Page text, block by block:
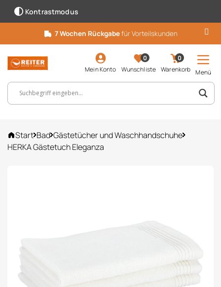
Kontrastmodus
7 Wochen Rückgabefür Vorteilskunden
Mein Konto
0
Wunschliste
0
Warenkorb
Menü
Suchbegriff, Artikelnummer ...
Start Bad Gästetücher und Waschhandschuhe
HERKA Gästetuch Eleganza